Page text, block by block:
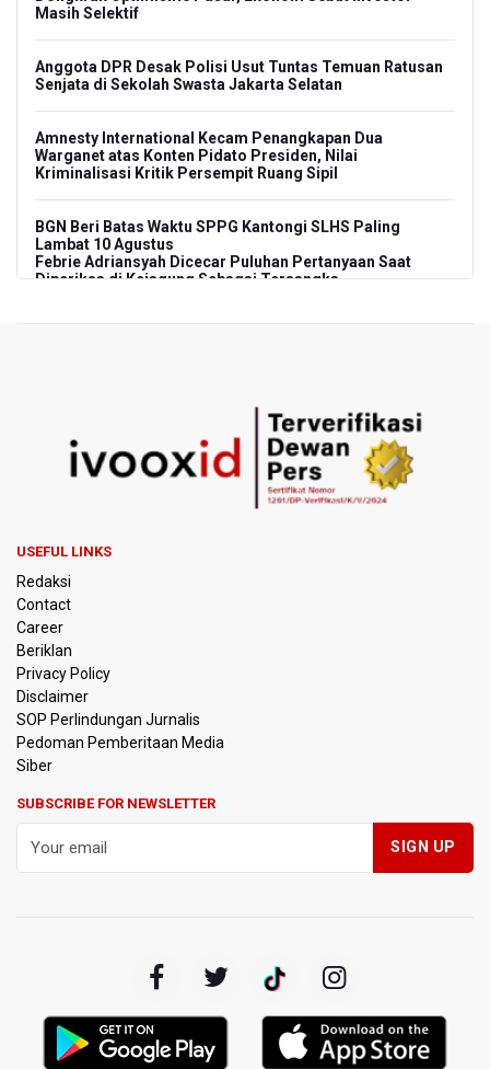
Masih Selektif
Anggota DPR Desak Polisi Usut Tuntas Temuan Ratusan
Senjata di Sekolah Swasta Jakarta Selatan
Amnesty International Kecam Penangkapan Dua
Warganet atas Konten Pidato Presiden, Nilai
Kriminalisasi Kritik Persempit Ruang Sipil
BGN Beri Batas Waktu SPPG Kantongi SLHS Paling
Lambat 10 Agustus
Febrie Adriansyah Dicecar Puluhan Pertanyaan Saat
Diperiksa di Kejagung Sebagai Tersangka
SEA V Cup 2026: Timnas Voli Putri Indonesia Menang
Lawan Vietnam 3-2
Kebakaran Landa Gedung Bapenda DKI Jakarta
PSSI Evaluasi TImnas Indonesia Setelah Gagal Tembus
Ditahan Imbang Singapura 1-1
Pemerintah Matangkan Rencana Pembaruan Buku Ajar
Nasional
Pendakian Gunung Gede Pangrango Ditutup karena
Indonesia
Tunggu 8 Jam karena HCU RSCM Terbatas
USEFUL LINKS
Redaksi
Contact
Career
Beriklan
Privacy Policy
Disclaimer
SOP Perlindungan Jurnalis
Pedoman Pemberitaan Media
Siber
SUBSCRIBE FOR NEWSLETTER